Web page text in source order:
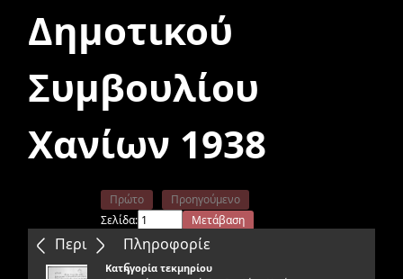
Δημοτικού
Συμβουλίου
Χανίων 1938
Περιεχόμενα
Πρώτο
Προηγούμενο
Σελίδα:
Μετάβαση
Επόμενο
Τελευταίο
Πληροφορίε
ς
Κατηγορία τεκμηρίου